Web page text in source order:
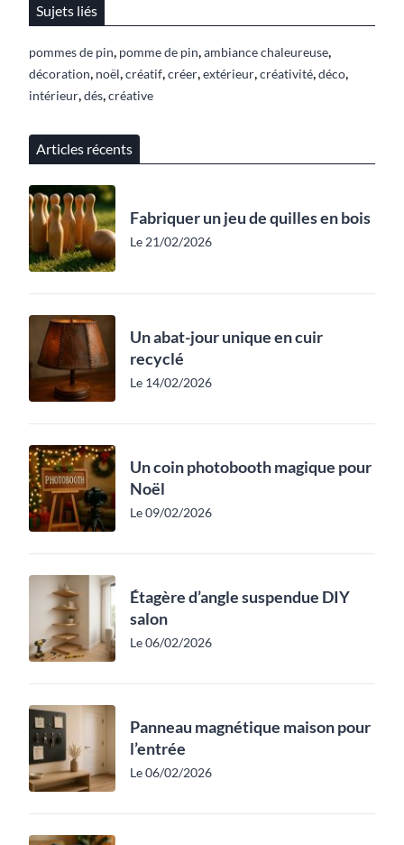
Sujets liés
pommes de pin pomme de pin ambiance chaleureuse
décoration noël créatif créer extérieur créativité déco
intérieur dés créative
Articles récents
Fabriquer un jeu de quilles en bois
Le 21/02/2026
Un abat-jour unique en cuir
recyclé
Le 14/02/2026
Un coin photobooth magique pour
Noël
Le 09/02/2026
Étagère d’angle suspendue DIY
salon
Le 06/02/2026
Panneau magnétique maison pour
l’entrée
Le 06/02/2026